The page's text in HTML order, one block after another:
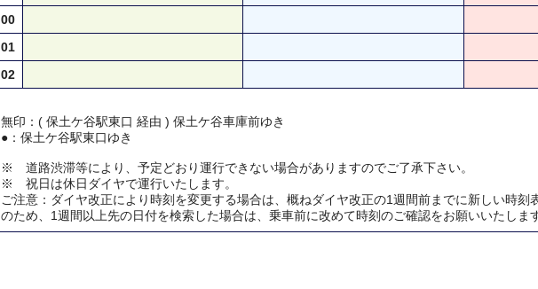
00
01
02
無印：( 保土ケ谷駅東口 経由 ) 保土ケ谷車庫前ゆき
●：保土ケ谷駅東口ゆき
※ 道路渋滞等により、予定どおり運行できない場合がありますのでご了承下さい。
※ 祝日は休日ダイヤで運行いたします。
ご注意：ダイヤ改正により時刻を変更する場合は、概ねダイヤ改正の1週間前までに新しい時刻
のため、1週間以上先の日付を検索した場合は、乗車前に改めて時刻のご確認をお願いいたしま